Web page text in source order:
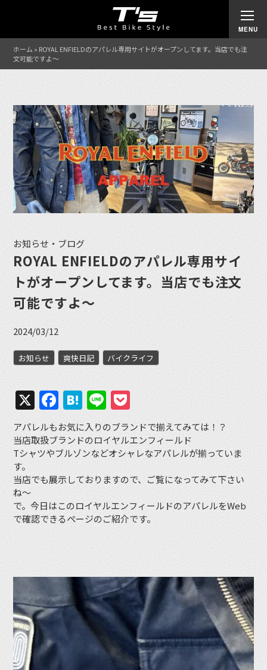
ホーム » ROYAL ENFIELDのアパレル専用サイトがオープンしてます。当店でも注
文可能ですよ〜
お知らせ・ブログ
ROYAL ENFIELDのアパレル専用サイ
トがオープンしてます。当店でも注文
可能ですよ〜
2024/03/12
お知らせ 爽快日記 バイクライフ
X Facebook
Hatena
Line
アパレルもお気に入りのブランドで揃えてみては！？
当店取扱ブランドのロイヤルエンフィールド
Tシャツやブルゾンなどオシャレなアパレルが揃っていま
す。
当店でも展示しておりますので、ご覧になってみて下さい
ね〜
で。今日はこのロイヤルエンフィールドのアパレルをWeb
で確認できるページのご紹介です。